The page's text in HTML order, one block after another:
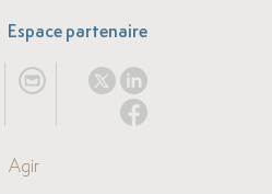
Espace partenaire
Agir